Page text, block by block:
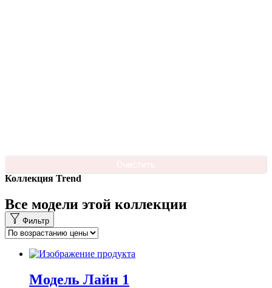
Коллекция Trend
Все модели этой коллекции
Фильтр
Модель Лайн 1